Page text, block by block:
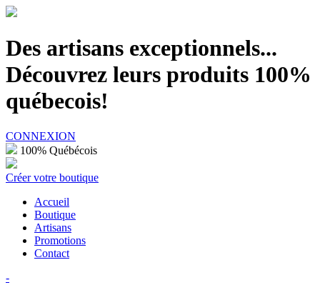
Des artisans exceptionnels...
Découvrez leurs produits 100%
québecois!
CONNEXION
100% Québécois
Créer votre boutique
Accueil
Boutique
Artisans
Promotions
Contact
-